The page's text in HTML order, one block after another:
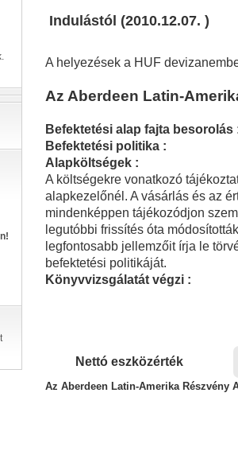
Indulástól (2010.12.07. )
A helyezések a HUF
Az Aberdeen Latin-
Befektetési alap fajta besorolás
Befektetési politika :
Alapköltségek :
A költségekre vonatkozó
alapkezelőnél. A vásárlás és az
mindenképpen tájékozódjon
legutóbbi frissítés óta
legfontosabb jellemzőit írja le
befektetési politikáját.
Könyvvizsgálatát végzi :
Nettó eszközérték
Az Aberdeen Latin-Amerika Részvény